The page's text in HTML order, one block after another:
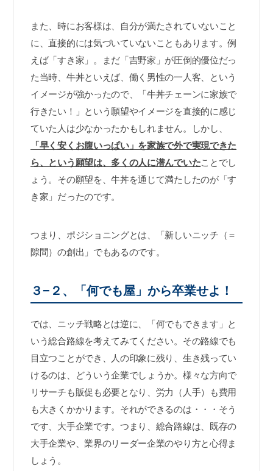
また、時にお客様は、自分が満たされていないこと
に、直接的には気づいていないこともあります。例
えば「すき家」。まだ「吉野家」が圧倒的優位だっ
た当時、牛丼といえば、働く男性の一人客、という
イメージが強かったので、「牛丼チェーンに家族で
行きたい！」という願望やイメージを直接的に感じ
ていた人は少なかったかもしれません。しかし、
「早く安くお腹いっぱい」を家族で外で実現できた
ら、という願望は、多くの人に潜んでいたことでし
ょう。その願望を、牛丼を通じて満たしたのが「す
き家」だったのです。
つまり、ポジショニングとは、「新しいニッチ（＝
隙間）の創出」でもあるのです。
３−２、「何でも屋」から卒業せよ！
では、ニッチ戦略とは逆に、「何でもできます」と
いう総合路線を考えてみてください。その路線でも
目立つことができ、人の印象に残り、生き残ってい
けるのは、どういう企業でしょうか。様々な方向で
リサーチも販促も必要となり、労力（人手）も費用
も大きくかかります。それができるのは・・・そう
です、大手企業です。つまり、総合路線は、既存の
大手企業や、業界のリーダー企業のやり方と心得ま
しょう。